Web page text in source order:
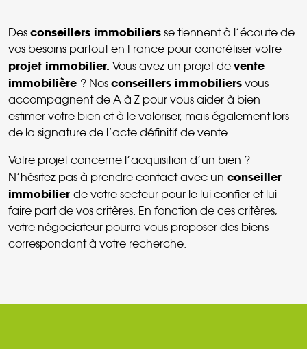
Des conseillers immobiliers se tiennent à l’écoute de
vos besoins partout en France pour concrétiser votre
projet immobilier. Vous avez un projet de vente
immobilière ? Nos conseillers immobiliers vous
accompagnent de A à Z pour vous aider à bien
estimer votre bien et à le valoriser, mais également lors
de la signature de l’acte définitif de vente.
Votre projet concerne l’acquisition d’un bien ?
N’hésitez pas à prendre contact avec un conseiller
immobilier de votre secteur pour le lui confier et lui
faire part de vos critères. En fonction de ces critères,
votre négociateur pourra vous proposer des biens
correspondant à votre recherche.